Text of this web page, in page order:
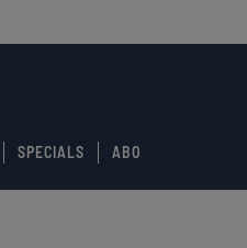
SPECIALS ABO